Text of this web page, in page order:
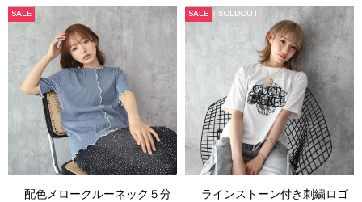
SALE
配色メロークルーネック５分
SALE SOLDOUT
ラインストーン付き刺繍ロゴ